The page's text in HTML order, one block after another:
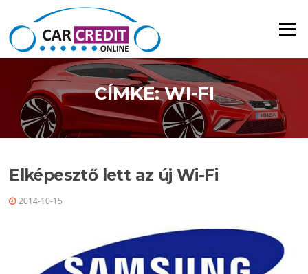
Ugrás a tartalomra
Menü
CÍMKE: WI-FI
Elképesztő lett az új Wi-Fi
2014-10-15